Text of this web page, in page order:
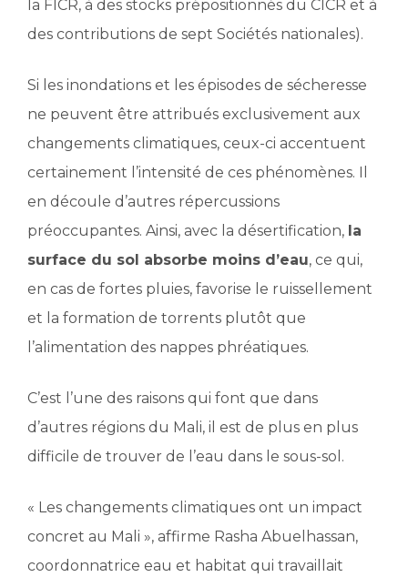
la FICR, à des stocks prépositionnés du CICR et à
des contributions de sept Sociétés nationales).
Si les inondations et les épisodes de sécheresse
ne peuvent être attribués exclusivement aux
changements climatiques, ceux-ci accentuent
certainement l’intensité de ces phénomènes. Il
en découle d’autres répercussions
préoccupantes. Ainsi, avec la désertification, la
surface du sol absorbe moins d’eau, ce qui,
en cas de fortes pluies, favorise le ruissellement
et la formation de torrents plutôt que
l’alimentation des nappes phréatiques.
C’est l’une des raisons qui font que dans
d’autres régions du Mali, il est de plus en plus
difficile de trouver de l’eau dans le sous-sol.
« Les changements climatiques ont un impact
concret au Mali », affirme Rasha Abuelhassan,
coordonnatrice eau et habitat qui travaillait